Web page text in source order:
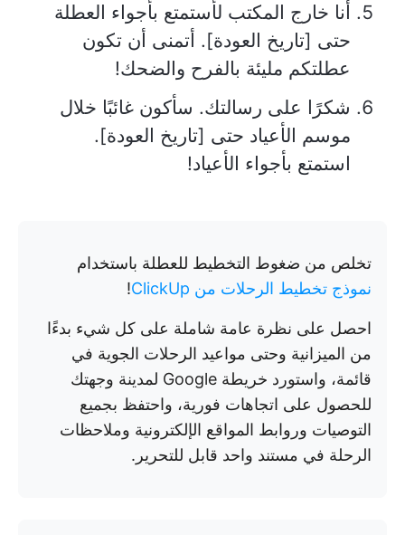
أنا خارج المكتب لأستمتع بأجواء العطلة
حتى [تاريخ العودة]. أتمنى أن تكون
عطلتكم مليئة بالفرح والضحك!
شكرًا على رسالتك. سأكون غائبًا خلال
موسم الأعياد حتى [تاريخ العودة].
استمتع بأجواء الأعياد!
تخلص من ضغوط التخطيط للعطلة باستخدام
نموذج تخطيط الرحلات من ClickUp
!
احصل على نظرة عامة شاملة على كل شيء بدءًا
من الميزانية وحتى مواعيد الرحلات الجوية في
قائمة، واستورد خريطة Google لمدينة وجهتك
للحصول على اتجاهات فورية، واحتفظ بجميع
التوصيات وروابط المواقع الإلكترونية وملاحظات
الرحلة في مستند واحد قابل للتحرير.